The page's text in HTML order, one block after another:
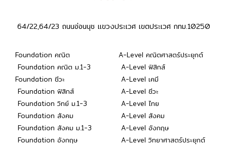
64/22,64/23 ถนนอ่อนนุช แขวงประเวศ เขตประเวศ กทม.10250
Foundation คณิต
Foundation คณิต ม.1-3
Foundation ชีวะ
Foundation ฟิสิกส์
Foundation วิทย์ ม.1-3
Foundation สังคม
Foundation สังคม ม.1-3
Foundation อังกฤษ
A-Level คณิตศาสตร์ประยุกต์
A-Level ฟิสิกส์
A-Level เคมี
A-Level ชีวะ
A-Level ไทย
A-Level สังคม
A-Level อังกฤษ
A-Level วิทยาศาสตร์ประยุกต์